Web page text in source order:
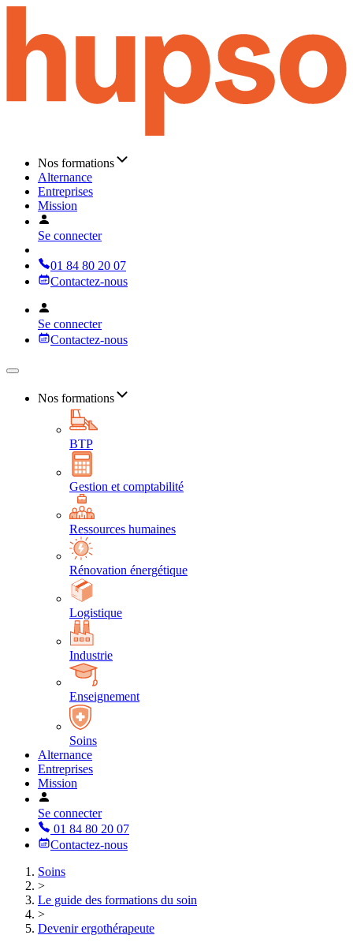
Nos formations
Alternance
Entreprises
Mission
Se connecter
01 84 80 20 07
Contactez-nous
Se connecter
Contactez-nous
Nos formations
BTP
Gestion et comptabilité
Ressources humaines
Rénovation énergétique
Logistique
Industrie
Enseignement
Soins
Alternance
Entreprises
Mission
Se connecter
01 84 80 20 07
Contactez-nous
Soins
>
Le guide des formations du soin
>
Devenir ergothérapeute